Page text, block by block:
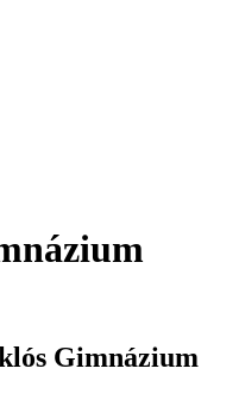
Gimnázium